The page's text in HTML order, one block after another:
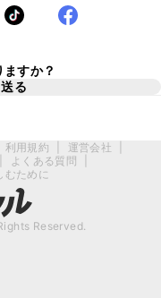
すか？
る
利用規約 運営会社
よくある質問
むために
Reserved.